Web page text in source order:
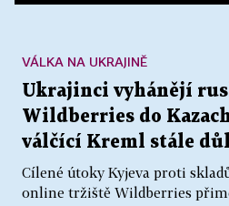
Ukrajinci vyhánějí
Wildberries do
válčící Kreml stále
Cílené útoky Kyjeva proti
online tržiště Wildberries
VÁLKA NA UKRAJINĚ